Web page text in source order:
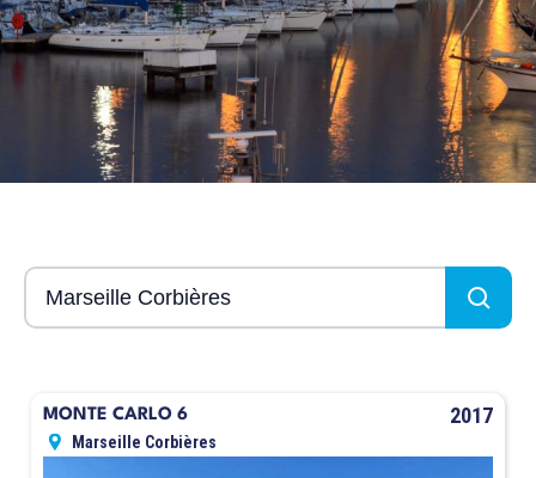
MONTE CARLO 6 2017
Marseille Corbières